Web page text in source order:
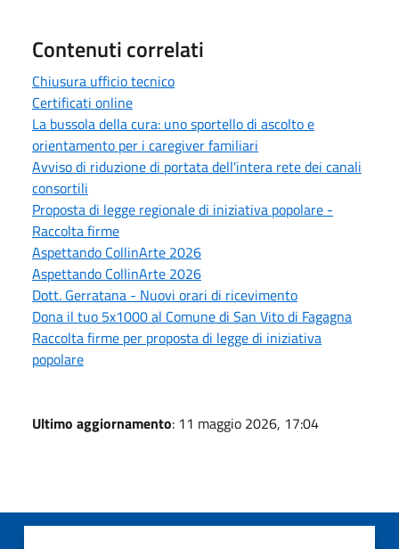
Contenuti correlati
Chiusura ufficio tecnico
Certificati online
La bussola della cura: uno sportello di ascolto e
orientamento per i caregiver familiari
Avviso di riduzione di portata dell'intera rete dei canali
consortili
Proposta di legge regionale di iniziativa popolare -
Raccolta firme
Aspettando CollinArte 2026
Aspettando CollinArte 2026
Dott. Gerratana - Nuovi orari di ricevimento
Dona il tuo 5x1000 al Comune di San Vito di Fagagna
Raccolta firme per proposta di legge di iniziativa
popolare
Ultimo aggiornamento: 11 maggio 2026, 17:04